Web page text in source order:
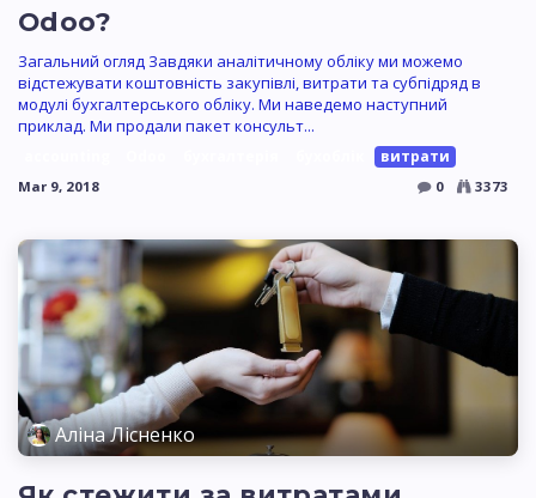
Odoo?
Загальний огляд Завдяки аналітичному обліку ми можемо
відстежувати коштовність закупівлі, витрати та субпідряд в
модулі бухгалтерського обліку. Ми наведемо наступний
приклад. Ми продали пакет консульт...
витрати
Mar 9, 2018 0 3373
Аліна Лісненко